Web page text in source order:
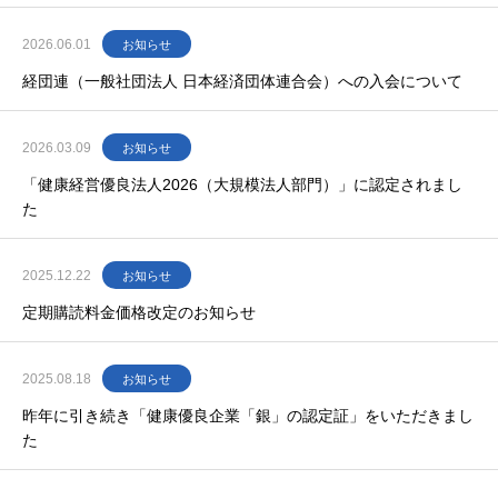
2026.06.01 お知らせ
経団連（一般社団法人 日本経済団体連合会）への入会について
2026.03.09 お知らせ
「健康経営優良法人2026（大規模法人部門）」に認定されまし
た
2025.12.22 お知らせ
定期購読料金価格改定のお知らせ
2025.08.18 お知らせ
昨年に引き続き「健康優良企業「銀」の認定証」をいただきまし
た